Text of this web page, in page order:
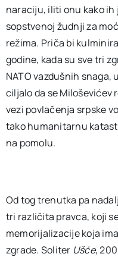
naraciju, iliti onu kako ih
sopstvenoj žudnji za
režima. Priča bi
godine, kada su sve tri
NATO vazdušnih snaga,
ciljalo da se Miloševićev
vezi povlačenja srpske
tako humanitarnu
na pomolu.
Od tog trenutka pa
tri različita pravca, koji
memorijalizacije koja
zgrade. Soliter Ušće,